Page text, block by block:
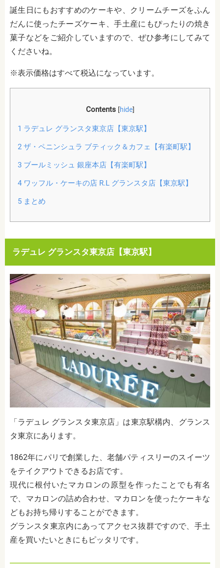
誕生日にもおすすめのケーキや、クリームチーズをふん
だんに使ったチーズケーキ、手土産にもぴったりの焼き
菓子などをご紹介していますので、ぜひ参考にしてみて
くださいね。
※表示価格はすべて税込になっています。
Contents [hide]
1 ラデュレ グランスタ東京店【東京駅】
2ザ・ペニンシュラ ブティック＆カフェ【有楽町駅】
3ブールミッシュ 銀座本店【有楽町駅】
4ワッフル・ケーキの店 R.L グランスタ店【東京駅】
5まとめ
ラデュレ グランスタ東京店【東京駅】
「ラデュレ グランスタ東京店」は東京駅構内、グランス
タ東京にあります。
1862年にパリで創業した、老舗パティスリーのスイーツ
をテイクアウトできるお店です。
現代に根付いたマカロンの原型を作ったことでも有名
で、マカロンの詰め合わせ、マカロンを使ったケーキな
どもお持ち帰りすることができます。
グランスタ東京内にあってアクセス抜群ですので、手土
産を買いたいときにもピッタリです。